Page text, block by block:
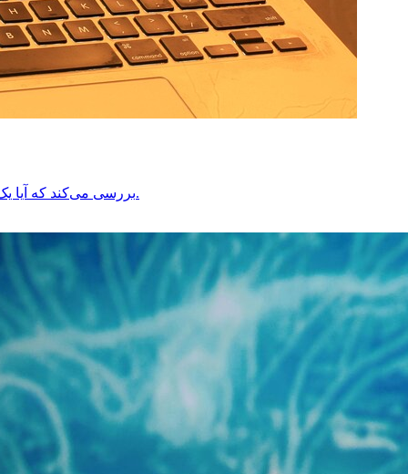
یک آشکارساز ChatGPT بررسی می‌کند که آیا یک متن توسط انسان نوشته شده یا توسط هوش مصنوعی ایجاد شده است. این ابزار به درک چگونگی آن کمک می‌کند.